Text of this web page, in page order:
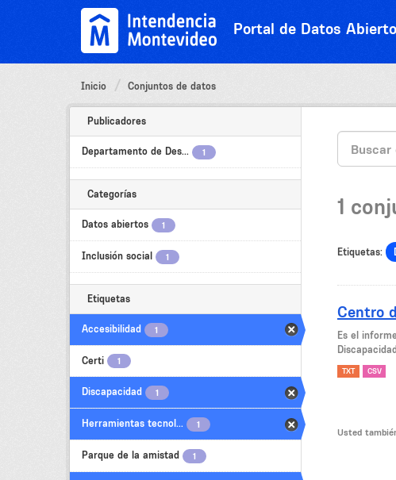
Portal de Datos
Inicio Conjuntos de datos
Publicadores
Departamento de Des... 1
Categorías
Datos abiertos 1
Inclusión social 1
Etiquetas
Accesibilidad 1
Certi 1
Discapacidad 1
Herramientas tecnol... 1
Parque de la amistad 1
1
Etiquetas:
Centro
Es el
TXT CSV
Usted